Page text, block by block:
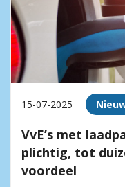
15-07-2025
VvE’s met
plichtig, tot
voordeel